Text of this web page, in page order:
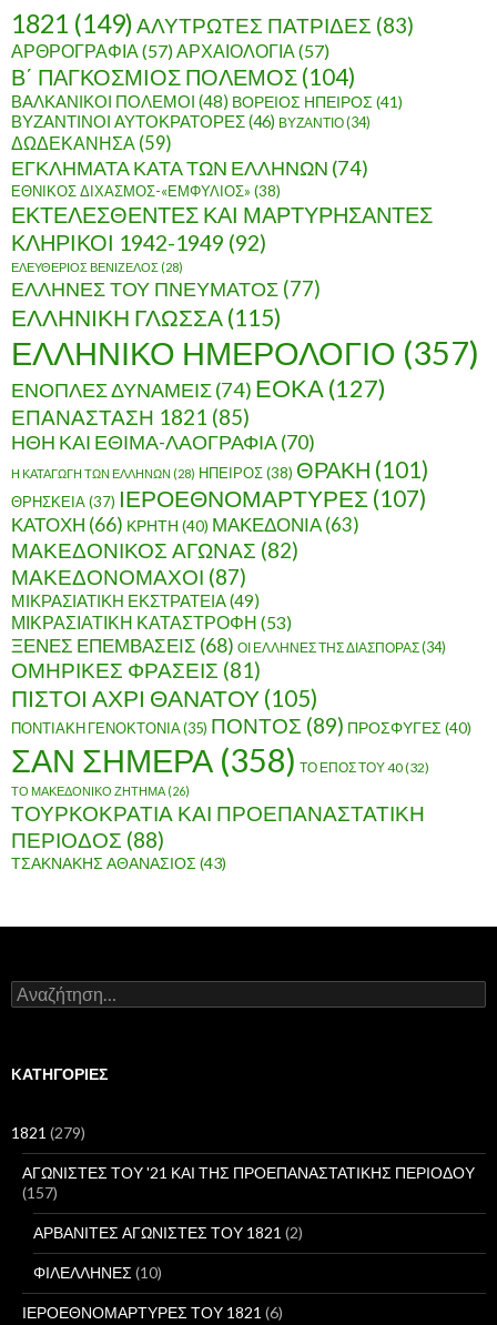
1821 (149)ΑΛΥΤΡΩΤΕΣ ΠΑΤΡΙΔΕΣ (83)
ΑΡΘΡΟΓΡΑΦΙΑ(57)ΑΡΧΑΙΟΛΟΓΙΑ(57)
Β΄ ΠΑΓΚΟΣΜΙΟΣ ΠΟΛΕΜΟΣ (104)
ΒΑΛΚΑΝΙΚΟΙ ΠΟΛΕΜΟΙ (48) ΒΟΡΕΙΟΣ ΗΠΕΙΡΟΣ (41)
ΒΥΖΑΝΤΙΝΟΙ ΑΥΤΟΚΡΑΤΟΡΕΣ(46) ΒΥΖΑΝΤΙΟ(34)
ΔΩΔΕΚΑΝΗΣΑ (59)
ΕΓΚΛΗΜΑΤΑ ΚΑΤΑ ΤΩΝ ΕΛΛΗΝΩΝ (74)
ΕΘΝΙΚΟΣ ΔΙΧΑΣΜΟΣ-«ΕΜΦΥΛΙΟΣ» (38)
ΕΚΤΕΛΕΣΘΕΝΤΕΣ ΚΑΙ ΜΑΡΤΥΡΗΣΑΝΤΕΣ
ΚΛΗΡΙΚΟΙ 1942-1949 (92)
ΕΛΕΥΘΕΡΙΟΣ ΒΕΝΙΖΕΛΟΣ (28)
ΕΛΛΗΝΕΣ ΤΟΥ ΠΝΕΥΜΑΤΟΣ (77)
ΕΛΛΗΝΙΚΗ ΓΛΩΣΣΑ (115)
ΕΛΛΗΝΙΚΟ ΗΜΕΡΟΛΟΓΙΟ (357)
ΕΝΟΠΛΕΣ ΔΥΝΑΜΕΙΣ(74) ΕΟΚΑ (127)
ΕΠΑΝΑΣΤΑΣΗ 1821 (85)
ΗΘΗ ΚΑΙ ΕΘΙΜΑ-ΛΑΟΓΡΑΦΙΑ(70)
Η ΚΑΤΑΓΩΓΗ ΤΩΝ ΕΛΛΗΝΩΝ (28) ΗΠΕΙΡΟΣ(38) ΘΡΑΚΗ (101)
ΘΡΗΣΚΕΙΑ(37) ΙΕΡΟΕΘΝΟΜΑΡΤΥΡΕΣ (107)
ΚΑΤΟΧΗ (66) ΚΡΗΤΗ (40) ΜΑΚΕΔΟΝΙΑ(63)
ΜΑΚΕΔΟΝΙΚΟΣ ΑΓΩΝΑΣ (82)
ΜΑΚΕΔΟΝΟΜΑΧΟΙ (87)
ΜΙΚΡΑΣΙΑΤΙΚΗ ΕΚΣΤΡΑΤΕΙΑ(49)
ΜΙΚΡΑΣΙΑΤΙΚΗ ΚΑΤΑΣΤΡΟΦΗ (53)
ΞΕΝΕΣ ΕΠΕΜΒΑΣΕΙΣ (68) ΟΙ ΕΛΛΗΝΕΣ ΤΗΣ ΔΙΑΣΠΟΡΑΣ(34)
ΟΜΗΡΙΚΕΣ ΦΡΑΣΕΙΣ (81)
ΠΙΣΤΟΙ ΑΧΡΙ ΘΑΝΑΤΟΥ (105)
ΠΟΝΤΙΑΚΗ ΓΕΝΟΚΤΟΝΙΑ(35) ΠΟΝΤΟΣ (89) ΠΡΟΣΦΥΓΕΣ (40)
ΣΑΝ ΣΗΜΕΡΑ (358) ΤΟ ΕΠΟΣ ΤΟΥ 40(32)
ΤΟ ΜΑΚΕΔΟΝΙΚΟ ΖΗΤΗΜΑ (26)
ΤΟΥΡΚΟΚΡΑΤΙΑ ΚΑΙ ΠΡΟΕΠΑΝΑΣΤΑΤΙΚΗ
ΠΕΡΙΟΔΟΣ (88)
ΤΣΑΚΝΑΚΗΣ ΑΘΑΝΑΣΙΟΣ (43)
Α
ν
ή
σ
KΑΤΗΓΟΡΊΕΣ
1821 (279)
ΑΓΩΝΙΣΤΕΣ ΤΟΥ '21 ΚΑΙ ΤΗΣ ΠΡΟΕΠΑΝΑΣΤΑΤΙΚΗΣ ΠΕΡΙΟΔΟΥ
(157)
ΑΡΒΑΝΙΤΕΣ ΑΓΩΝΙΣΤΕΣ ΤΟΥ 1821 (2)
ΦΙΛΕΛΛΗΝΕΣ (10)
ΙΕΡΟΕΘΝΟΜΑΡΤΥΡΕΣ ΤΟΥ 1821 (6)